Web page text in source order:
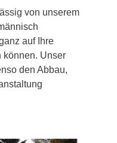
von unserem
auf Ihre
können. Unser
den Abbau,